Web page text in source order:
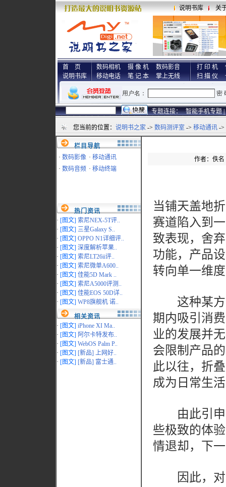
说明书库 关
首 页
说明书库
数码相机 摄 像 机
数码影音
移动电话
笔 记 本 掌上无线
打 印 机
扫 描 仪
专题连接： 智能手机专题 |
您当前的位置： 说明书之家 -> 数码测评室 -> 移动通讯 ->
栏目导航
· 数码影像 · 移动通讯
· 数码音频 · 移动终端
热门资讯
· [图文] 索尼NEX-5T评..
· [图文] 三星Galaxy S..
· [图文] OPPO N1详细评..
· [图文] 深度解析苹果..
· [图文] 索尼LT26ii评..
· [图文] 索尼微单A600..
· [图文] 佳能5D Mark ..
· [图文] 索尼A5000评测..
· [图文] 佳能EOS 50D详..
· [图文] WP8旗舰机 诺..
相关资讯
· [图文] iPhone XI Ma..
· [图文] 阿尔卡特发布..
· [图文] WebOS Palm P..
· [图文] [新品] 上网好..
· [图文] [新品] 富士通..
作者：佚名
当铺天盖地
赛道陷入到
致表现，舍
功能，产品
转向单一维
这种某方
期内吸引消
业的发展并
会限制产品
此以往，折
成为日常生
由此引申
些极致的体
情退却，下
因此，对